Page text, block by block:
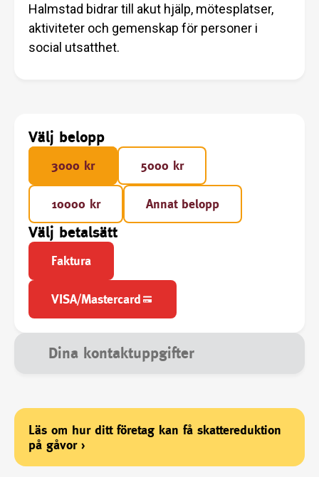
Halmstad bidrar till akut hjälp, mötesplatser,
aktiviteter och gemenskap för personer i
social utsatthet.
Välj belopp
3000 kr 5000 kr
10000 kr Annat belopp
Välj betalsätt
Faktura
VISA/Mastercard
Dina kontaktuppgifter
Läs om hur ditt företag kan få skattereduktion
på gåvor›